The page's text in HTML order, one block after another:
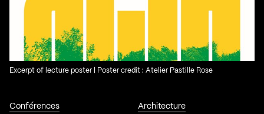
Conférences
Architecture
Excerpt of lecture poster | Poster credit : Atelier Pastille Rose